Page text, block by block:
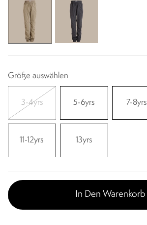
Größe auswählen
3-4yrs 5-6yrs 7-8yrs
11-12yrs 13yrs
In Den Warenkorb